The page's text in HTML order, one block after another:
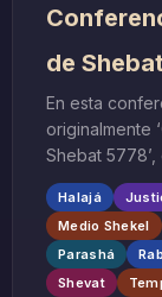
de
En esta
originalmente
Shebat
reflexión
de la
época del año
especial de
Halajá
Medio Shekel
Parashá
Shevat